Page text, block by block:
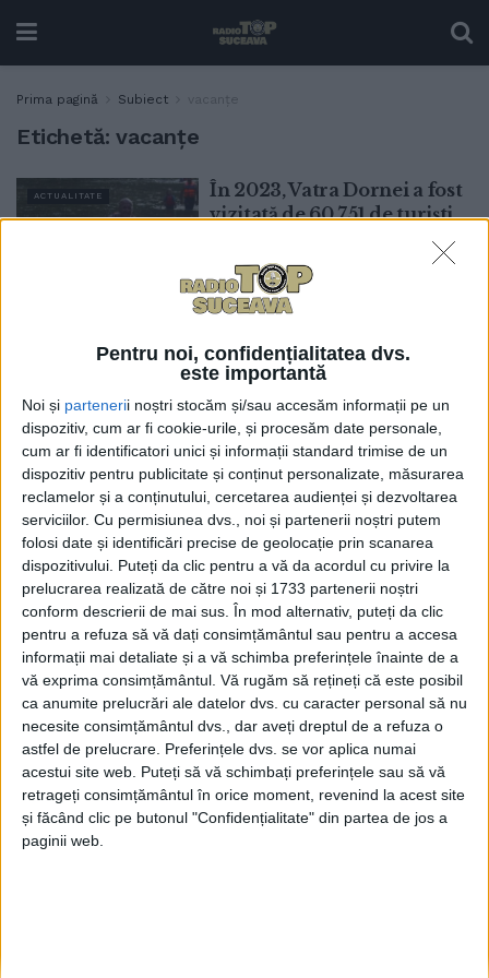
Pentru noi, confidențialitatea dvs.
este importantă
Noi și partenerii noștri stocăm și/sau accesăm informații pe un
dispozitiv, cum ar fi cookie-urile, și procesăm date personale,
cum ar fi identificatori unici și informații standard trimise de un
dispozitiv pentru publicitate și conținut personalizate, măsurarea
reclamelor și a conținutului, cercetarea audienței și dezvoltarea
serviciilor. Cu permisiunea dvs., noi și partenerii noștri putem
folosi date și identificări precise de geolocație prin scanarea
dispozitivului. Puteți da clic pentru a vă da acordul cu privire la
prelucrarea realizată de către noi și 1733 partenerii noștri
conform descrierii de mai sus. În mod alternativ, puteți da clic
pentru a refuza să vă dați consimțământul sau pentru a accesa
informații mai detaliate și a vă schimba preferințele înainte de a
vă exprima consimțământul. Vă rugăm să rețineți că este posibil
ca anumite prelucrări ale datelor dvs. cu caracter personal să nu
necesite consimțământul dvs., dar aveți dreptul de a refuza o
astfel de prelucrare. Preferințele dvs. se vor aplica numai
acestui site web. Puteți să vă schimbați preferințele sau să vă
retrageți consimțământul în orice moment, revenind la acest site
și făcând clic pe butonul "Confidențialitate" din partea de jos a
paginii web.
Prima pagină Subiect vacanțe
Etichetă: vacanțe
ACTUALITATE
În 2023, Vatra Dornei a fost
vizitată de 60.751 de turiști,
117.197. Petru Ariciuc: Gura
Humorului a dezvoltat
foarte mult partea de
stațiune tradițională, de
liniște, pentru persoane în
vîrstă
5 IUNIE, 2024
ACTUALITATE
Trei zone din județul
Suceava, premiate la gala
”Destinația Anului 2024”.
Șeful serviciului de turism
din cadrul Consiliului
Județean Suceava, Claudiu
Brădățan: Toate cele șapte
proiecte înscrise de
destinația noastră turistică
au fost finaliste
24 MAI, 2024
ACTUALITATE
Din cauza neacordării
voucherelor de vacanță
pentru bugetari, de Paște,